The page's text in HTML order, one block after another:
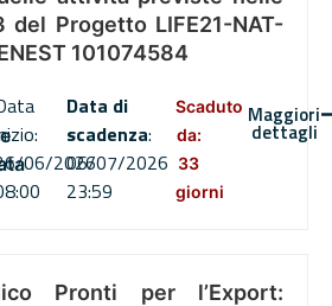
Progetto LIFE21-NAT-
101074584
06/2026
Data di
scadenza:
06/07/2026
23:59
Scaduto
da:
33
giorni
Maggiori
dettagli
Pronti per l’Export: